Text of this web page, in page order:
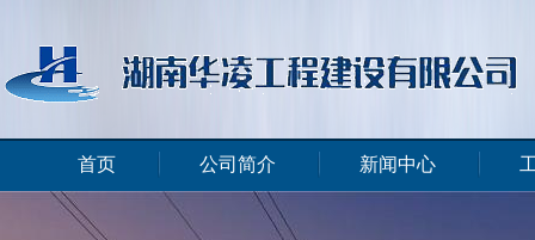
首页 公司简介 新闻中心